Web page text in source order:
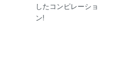
したコンピレーショ
ン!